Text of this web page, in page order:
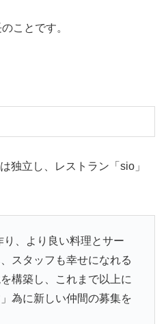
ことです。
独立し、レストラン「sio」
、より良い料理とサー
スタッフも幸せになれる
構築し、これまで以上に
為に新しい仲間の募集を